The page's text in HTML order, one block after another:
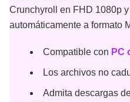
Crunchyroll en FHD 1080p
automáticamente a formato
Compatible con PC
Los archivos no
Admita descargas